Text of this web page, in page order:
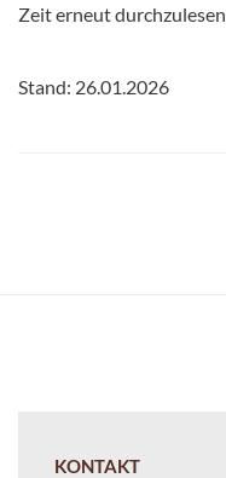
Zeit erneut durchzulesen.
Stand: 26.01.2026
KONTAKT